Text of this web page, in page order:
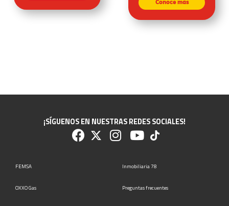
Conoce más
¡SÍGUENOS EN NUESTRAS REDES SOCIALES!
FEMSA Inmobiliaria 78
OXXO Gas Preguntas frecuentes